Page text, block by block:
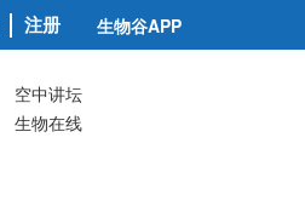
注册 生物谷APP
空中讲坛
生物在线